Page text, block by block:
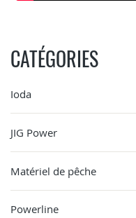
CATÉGORIES
Ioda
JIG Power
Matériel de pêche
Powerline